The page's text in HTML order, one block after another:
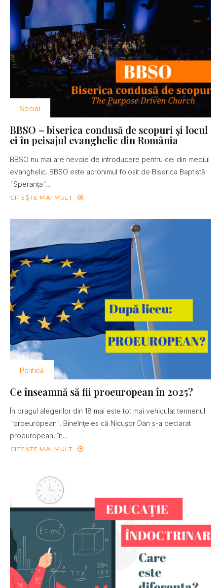
Social
BBSO – biserica condusă de scopuri şi locul
ei în peisajul evanghelic din România
BBSO nu mai are nevoie de introducere pentru cei din mediul
evanghelic. BBSO este acronimul folosit de Biserica Baptistă
"Speranţa"...
CITEȘTE MAI MULT
Politică
Ce înseamnă să fii proeuropean în 2025?
În pragul alegerilor din 18 mai este tot mai vehiculat termenul
"proeuropean". Bineînţeles că Nicuşor Dan s-a declarat
proeuropean, în...
CITEȘTE MAI MULT